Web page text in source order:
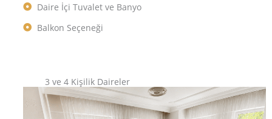
Daire İçi Tuvalet ve Banyo
Balkon Seçeneği
3 ve 4 Kişilik Daireler